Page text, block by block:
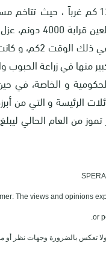
تقع قرية بلعين إلى الشمال الغربي من مدينة رام الله، تحديداً على مسافة 12 كم
‘مودعين عيليت’ في الأراضي المحتلة عام 1948م. تبلغ المساحة
الجدار العنصري في عام 2005 حوالي 2300 دونماً حيث بلغ طول
منها في زراعة الحبوب
الوظائف الحكومية و الخاصة، في
الرئيسة و التي من
من العام الحالي
The views and opinions
or
ولا تعكس بالضرورة وجهات نظر أو